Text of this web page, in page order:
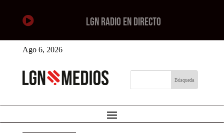
 LGN RADIO EN DIRECTO
Ago 6, 2026